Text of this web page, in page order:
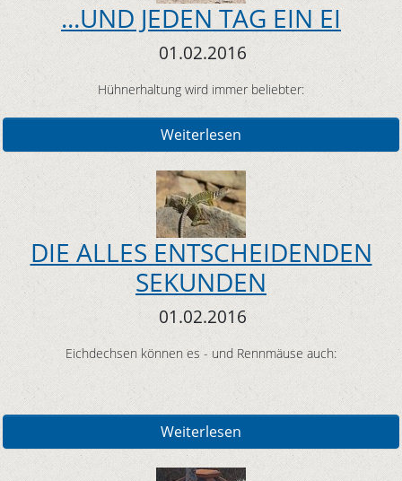
...UND JEDEN TAG EIN EI
01.02.2016
Hühnerhaltung wird immer beliebter:
Weiterlesen
DIE ALLES ENTSCHEIDENDEN
SEKUNDEN
01.02.2016
Eichdechsen können es - und Rennmäuse auch:
Weiterlesen